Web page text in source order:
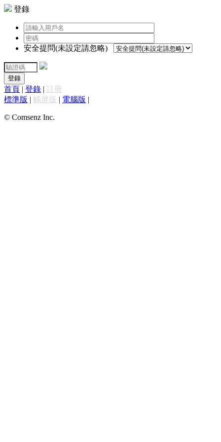
登錄
安全提問(未設定請忽略)
登錄
首頁 | 登錄 | 註冊
標準版 | 觸屏版 | 電腦版 |
© Comsenz Inc.